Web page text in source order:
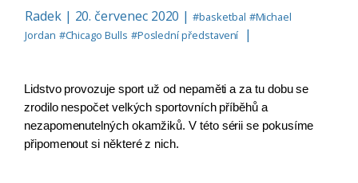
Radek| 20. červenec 2020 |#basketbal #Michael
Jordan #Chicago Bulls #Poslední představení |
Lidstvo provozuje sport už od nepaměti a za tu dobu se
zrodilo nespočet velkých sportovních příběhů a
nezapomenutelných okamžiků. V této sérii se pokusíme
připomenout si některé z nich.